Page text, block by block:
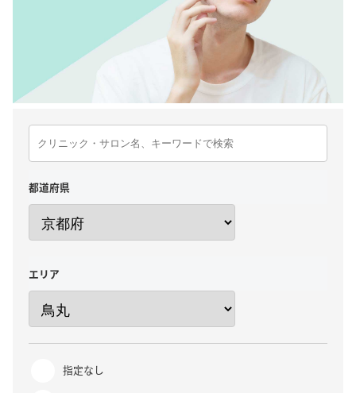
都道府県
エリア
指定なし